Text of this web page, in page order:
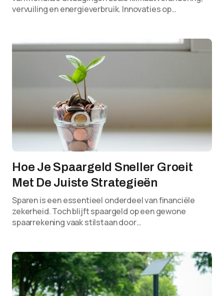
vervuiling en energieverbruik. Innovaties op…
Hoe Je Spaargeld Sneller Groeit
Met De Juiste Strategieën
Sparen is een essentieel onderdeel van financiële
zekerheid. Toch blijft spaargeld op een gewone
spaarrekening vaak stilstaan door…